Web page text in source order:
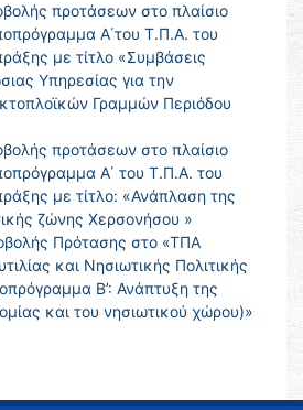
προτάσεων στο πλαίσιο
Α΄του Τ.Π.Α. του
με τίτλο «Συμβάσεις
Υπηρεσίας για την
Γραμμών Περιόδου
προτάσεων στο πλαίσιο
Α΄ του Τ.Π.Α. του
με τίτλο: «Ανάπλαση της
ζώνης Χερσονήσου »
Πρότασης στο «ΤΠΑ
και Νησιωτικής Πολιτικής
Β’: Ανάπτυξη της
και του νησιωτικού χώρου)»